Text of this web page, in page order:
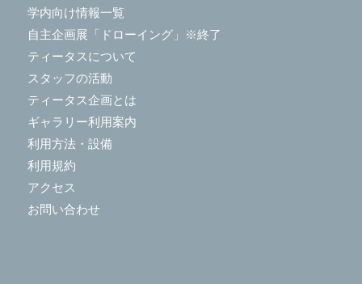
学内向け情報一覧
自主企画展「ドローイング」※終了
ティータスについて
スタッフの活動
ティータス企画とは
ギャラリー利用案内
利用方法・設備
利用規約
アクセス
お問い合わせ